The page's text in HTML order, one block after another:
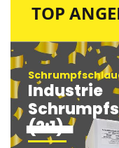
TOP
Industrie
(2:1)